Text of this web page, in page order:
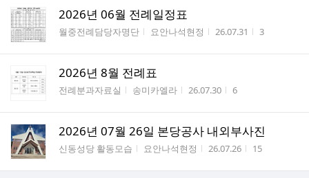
2026년 06월 전례일정표
게시판명
월중전례담당자명단 작성자
요안나석현정 작성시간
26.07.31 조회수
3
2026년 8월 전례표
게시판명
전례분과자료실 작성자
송미카엘라 작성시간
26.07.30 조회수
6
2026년 07월 26일 본당공사 내외부사진
게시판명
신동성당 활동모습 작성자
요안나석현정 작성시간
26.07.26 조회수
15